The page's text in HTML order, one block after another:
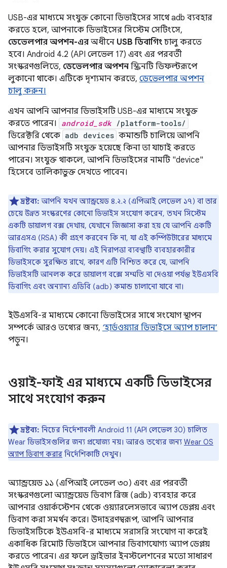
USB-এর মাধ্যমে সংযুক্ত কোনো ডিভাইসের সাথে adb ব্যবহার
করতে হলে, আপনাকে ডিভাইসের সিস্টেম সেটিংসে,
ডেভেলপার অপশন-এর অধীনে USB ডিবাগিং চালু করতে
হবে। Android 4.2 (API লেভেল 17) এবং এর পরবর্তী
সংস্করণগুলিতে, ডেভেলপার অপশন স্ক্রিনটি ডিফল্টরূপে
লুকানো থাকে। এটিকে দৃশ্যমান করতে, ডেভেলপার অপশন
চালু করুন।
এখন আপনি আপনার ডিভাইসটি USB-এর মাধ্যমে সংযুক্ত
করতে পারেন।
android_sdk/platform-tools/
ডিরেক্টরি থেকে adb devices কমান্ডটি চালিয়ে আপনি
আপনার ডিভাইসটি সংযুক্ত হয়েছে কিনা তা যাচাই করতে
পারেন। সংযুক্ত থাকলে, আপনি ডিভাইসের নামটি "device"
হিসেবে তালিকাভুক্ত দেখতে পাবেন।
দ্রষ্টব্য: আপনি যখন অ্যান্ড্রয়েড ৪.২.২ (এপিআই লেভেল ১৭) বা তার
চেয়ে উন্নত সংস্করণের কোনো ডিভাইস সংযোগ করেন, তখন সিস্টেম
একটি ডায়ালগ বক্স দেখায়, যেখানে জিজ্ঞাসা করা হয় যে আপনি একটি
আরএসএ (RSA) কী গ্রহণ করবেন কি না, যা এই কম্পিউটারের মাধ্যমে
ডিবাগিং করার সুযোগ দেয়। এই নিরাপত্তা ব্যবস্থাটি ব্যবহারকারীর
ডিভাইসকে সুরক্ষিত রাখে, কারণ এটি নিশ্চিত করে যে, আপনি
ডিভাইসটি আনলক করে ডায়ালগ বক্সে সম্মতি না দেওয়া পর্যন্ত ইউএসবি
ডিবাগিং এবং অন্যান্য এডিবি (adb) কমান্ড চালানো যাবে না।
ইউএসবি-র মাধ্যমে কোনো ডিভাইসের সাথে সংযোগ স্থাপন
সম্পর্কে আরও তথ্যের জন্য, ‘হার্ডওয়্যার ডিভাইসে অ্যাপ চালান’
পড়ুন।
ওয়াই-ফাই এর মাধ্যমে একটি ডিভাইসের
সাথে সংযোগ করুন
দ্রষ্টব্য: নিচের নির্দেশাবলী Android 11 (API লেভেল 30) চালিত
Wear ডিভাইসগুলির জন্য প্রযোজ্য নয়। আরও তথ্যের জন্য Wear OS
অ্যাপ ডিবাগ করার নির্দেশিকাটি দেখুন।
অ্যান্ড্রয়েড ১১ (এপিআই লেভেল ৩০) এবং এর পরবর্তী
সংস্করণগুলো অ্যান্ড্রয়েড ডিবাগ ব্রিজ (adb) ব্যবহার করে
আপনার ওয়ার্কস্টেশন থেকে ওয়্যারলেসভাবে অ্যাপ ডেপ্লয় এবং
ডিবাগ করা সমর্থন করে। উদাহরণস্বরূপ, আপনি আপনার
ডিভাইসটিকে ইউএসবি-র মাধ্যমে সরাসরি সংযোগ না করেই
একাধিক রিমোট ডিভাইসে আপনার ডিবাগযোগ্য অ্যাপ ডেপ্লয়
করতে পারেন। এর ফলে ড্রাইভার ইনস্টলেশনের মতো সাধারণ